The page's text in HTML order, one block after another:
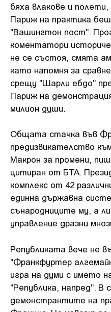
бяха влакове и
Париж на практика
"Вашингтон пост".
коментатори
не се състоя, смята
като напомня за
срещу "Шарли ебдо"
Париж на
милион души.
Общата стачка във
предизвикателство
Макрон за промени,
цитиран от БТА.
комплекс от 42
единна държавна
сънародниците му, а
управление дразни
Републиката вече не
"Франкфуртер
игра на думи с името
"Република, напред". В
демонстрантите на